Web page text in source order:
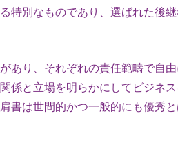
特別なものであり、選ばれた後
あり、それぞれの責任範疇で自
係と立場を明らかにしてビジネ
書は世間的かつ一般的にも優秀